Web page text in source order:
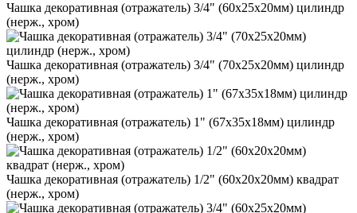
Чашка декоративная (отражатель) 3/4" (60х25х20мм) цилиндр
(нерж., хром)
Чашка декоративная (отражатель) 3/4" (70х25х20мм) цилиндр
(нерж., хром)
Чашка декоративная (отражатель) 1" (67х35х18мм) цилиндр
(нерж., хром)
Чашка декоративная (отражатель) 1/2" (60х20х20мм) квадрат
(нерж., хром)